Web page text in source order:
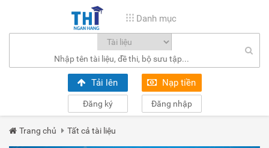
Danh mục
Tải lên Nạp tiền
Đăng ký Đăng nhập
Trang chủ Tất cả tài liệu